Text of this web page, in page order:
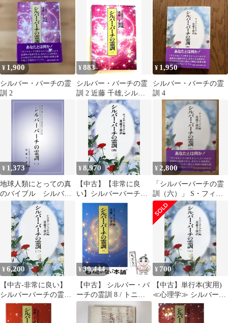
版 / 近藤千雄 / 潮文社
¥ 1,900
シルバー・バーチの霊
訓 2
¥883
シルバー・バーチの霊
訓 2 近藤 千雄,シルビ
ア バーバネル 潮文社
¥ 1,950
シルバー・バーチの霊
訓 4
¥ 1,373
地球人類にとっての真
のバイブル シルバー
バーチの霊訓（二）
¥8,970
【中古】【非常に良
い】シルバーバーチの
霊訓〈4〉
¥2,800
「シルバーバーチの霊
訓（六）」 S・フィリ
ップス 編、近藤 千雄
訳
¥6,200
【中古-非常に良い】
シルバーバーチの霊訓
¥30,444
【中古】 シルバー・バ
ーチの霊訓 8 / トニ
ー・オーツセン、近藤
千雄 / 潮文社
¥ 700
【中古】単行本(実用)
≪心理学≫ シルバー・
バーチの霊訓 8 新装版